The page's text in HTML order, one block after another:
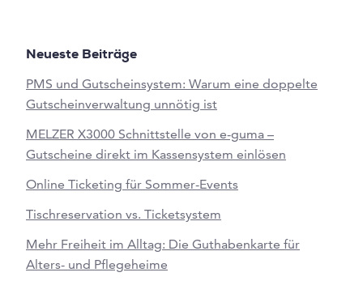
Neueste Beiträge
PMS und Gutscheinsystem: Warum eine doppelte
Gutscheinverwaltung unnötig ist
MELZER X3000 Schnittstelle von e-guma –
Gutscheine direkt im Kassensystem einlösen
Online Ticketing für Sommer-Events
Tischreservation vs. Ticketsystem
Mehr Freiheit im Alltag: Die Guthabenkarte für
Alters- und Pflegeheime